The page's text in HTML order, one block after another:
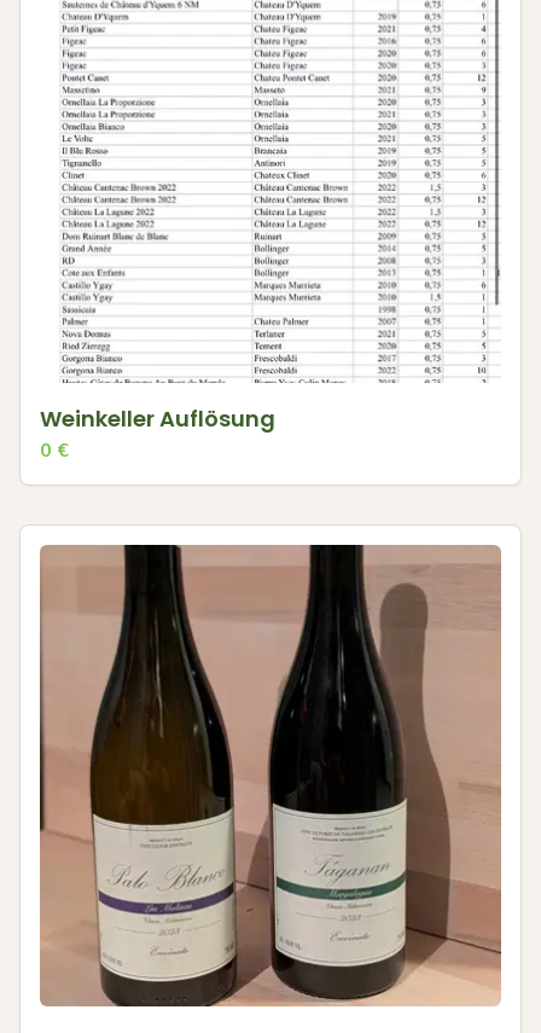
Weinkeller Auflösung
0 €